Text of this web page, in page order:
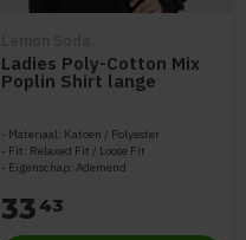
Ladies Poly-Cotton Mix
Poplin Shirt lange
Materiaal: Katoen / Polyester
Fit: Relaxed Fit / Loose Fit
Eigenschap: Ademend
3343